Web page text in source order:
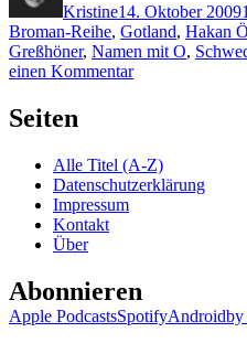
Kristine14. Oktober 2009
Broman-Reihe, Gotland, Hakan
Greßhöner, Namen mit O,
einen Kommentarzu
–
Gotland
Seiten
Alle Titel (A-Z)
Datenschutzerklärung
Impressum
Kontakt
Über
Abonnieren
Apple PodcastsSpotifyAndroidby